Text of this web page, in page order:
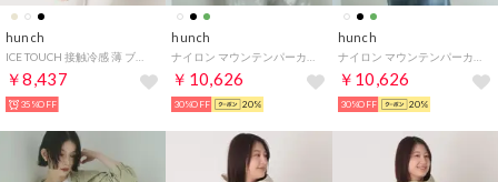
hunch
￥8,437
35%OFF
hunch
￥10,626
30%OFF 20%
hunch
￥10,626
30%OFF 20%